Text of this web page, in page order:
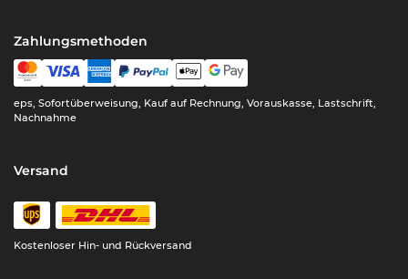
Zahlungsmethoden
eps, Sofortüberweisung, Kauf auf Rechnung, Vorauskasse, Lastschrift,
Nachnahme
Versand
Kostenloser Hin- und Rückversand